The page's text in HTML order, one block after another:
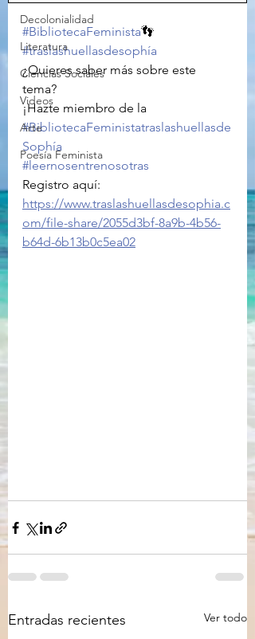
Decolonialidad
Literatura
Ciencias Sociales
Videos
Arte
Poesía Feminista
#BibliotecaFeminista👣
#traslashuellasdesophía
¿Quieres saber más sobre este
tema?
¡Hazte miembro de la
#BibliotecaFeministatraslashuellasde
Sophía
#leernosentrenosotras
Registro aquí:
https://www.traslashuellasdesophia.c
om/file-share/2055d3bf-8a9b-4b56-
b64d-6b13b0c5ea02
Entradas recientes Ver todo